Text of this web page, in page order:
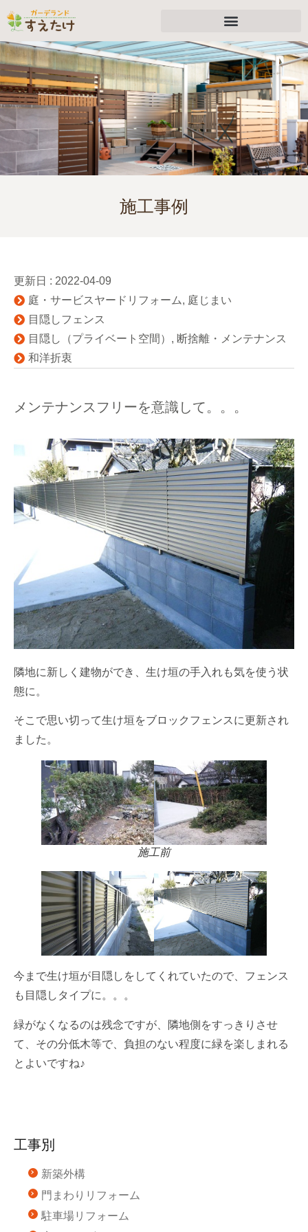
施工事例
更新日 : 2022-04-09
庭・サービスヤードリフォーム, 庭じまい
目隠しフェンス
目隠し（プライベート空間） , 断捨離・メンテナンス
和洋折衷
メンテナンスフリーを意識して。。。
隣地に新しく建物ができ、生け垣の手入れも気を使う状
態に。
そこで思い切って生け垣をブロックフェンスに更新され
ました。
施工前
今まで生け垣が目隠しをしてくれていたので、フェンス
も目隠しタイプに。。。
緑がなくなるのは残念ですが、隣地側をすっきりさせ
て、その分低木等で、負担のない程度に緑を楽しまれる
とよいですね♪
工事別
新築外構
門まわりリフォーム
駐車場リフォーム